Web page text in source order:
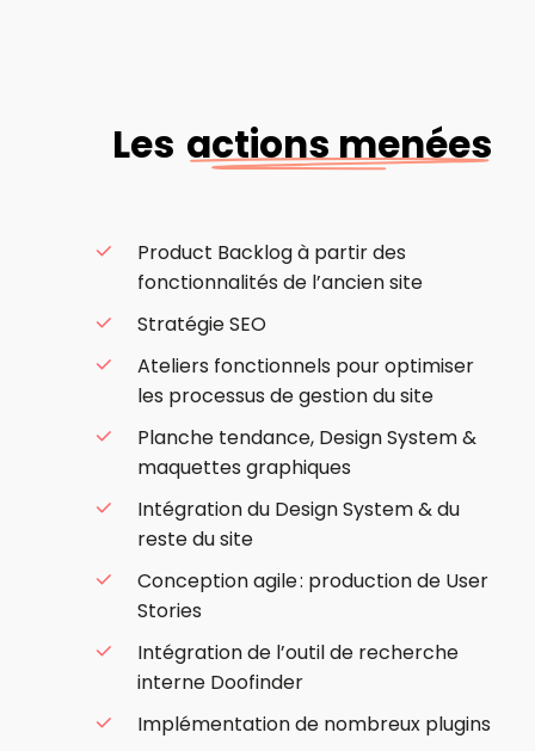
Les actions menées
Product Backlog à partir des
fonctionnalités de l’ancien site
Stratégie SEO
Ateliers fonctionnels pour optimiser
les processus de gestion du site
Planche tendance, Design System &
maquettes graphiques
Intégration du Design System & du
reste du site
Conception agile : production de User
Stories
Intégration de l’outil de recherche
interne Doofinder
Implémentation de nombreux plugins